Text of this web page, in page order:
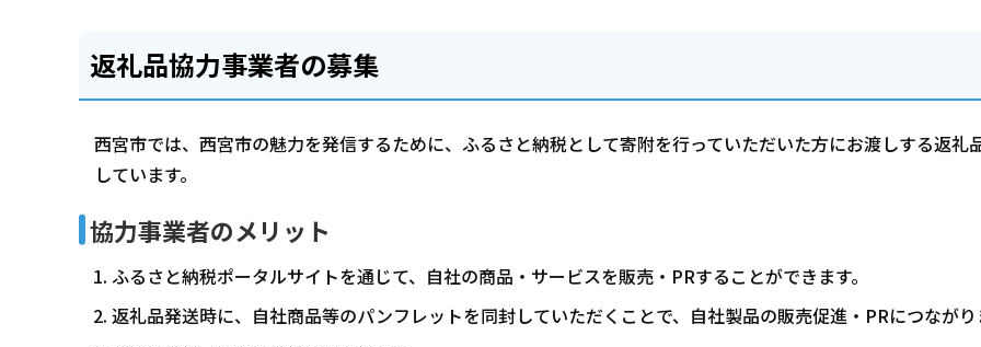
返礼品協力事業者の募集
西宮市では、西宮市の魅力を発信するために、ふるさと納税として寄附を行っていただいた方にお渡しする返礼
しています。
協力事業者のメリット
ふるさと納税ポータルサイトを通じて、自社の商品・サービスを販売・PRすることができます。
返礼品発送時に、自社商品等のパンフレットを同封していただくことで、自社製品の販売促進・PRにつながり